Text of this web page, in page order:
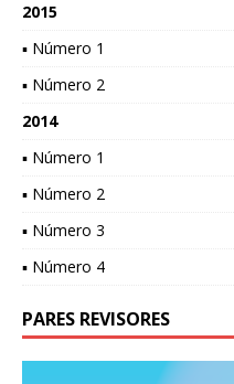
2015
▪ Número 1
▪ Número 2
2014
▪ Número 1
▪ Número 2
▪ Número 3
▪ Número 4
PARES REVISORES